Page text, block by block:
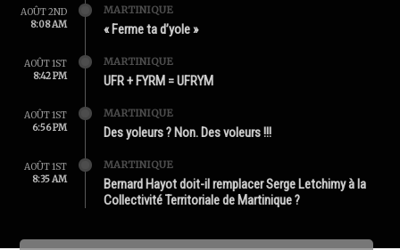
AOÛT 2ND
8:08 AM
MARTINIQUE
« Ferme ta d’yole »
AOÛT 1ST
8:42 PM
MARTINIQUE
UFR + FYRM = UFRYM
AOÛT 1ST
6:56 PM
MARTINIQUE
Des yoleurs ? Non. Des voleurs !!!
AOÛT 1ST
8:35 AM
MARTINIQUE
Bernard Hayot doit-il remplacer Serge Letchimy à la
Collectivité Territoriale de Martinique ?